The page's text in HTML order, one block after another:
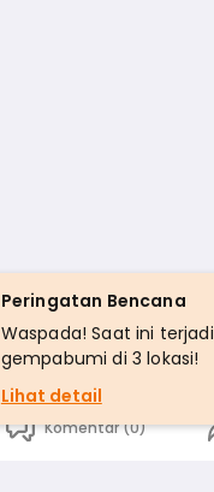
Komentar (0)
Peringatan Bencana
Waspada! Saat ini terjadi
gempabumi di 3 lokasi!
Lihat detail